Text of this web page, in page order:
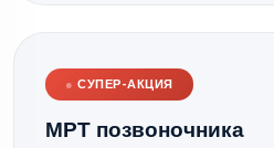
●СУПЕР-АКЦИЯ
МРТ позвоночника